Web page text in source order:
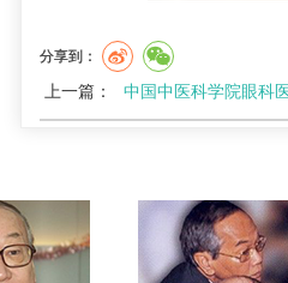
分享到：
上一篇： 中国中医科学院眼科医院参